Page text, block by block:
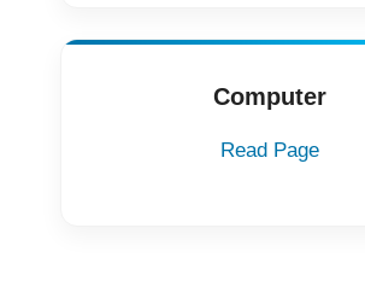
Computer
Read Page